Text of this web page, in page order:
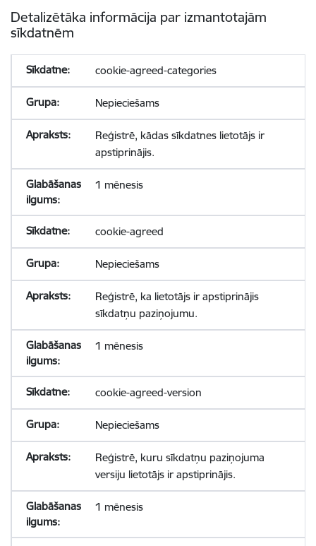
Detalizētāka informācija par izmantotajām
sīkdatnēm
cookie-agreed-categories
Nepieciešams
Reģistrē, kādas sīkdatnes lietotājs ir
apstiprinājis.
1 mēnesis
cookie-agreed
Nepieciešams
Reģistrē, ka lietotājs ir apstiprinājis
sīkdatņu paziņojumu.
1 mēnesis
cookie-agreed-version
Nepieciešams
Reģistrē, kuru sīkdatņu paziņojuma
versiju lietotājs ir apstiprinājis.
1 mēnesis